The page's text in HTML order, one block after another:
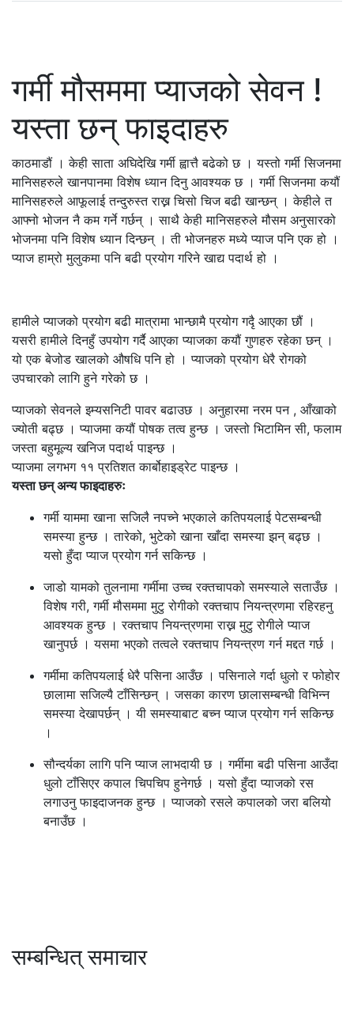
गर्मी मौसममा प्याजको सेवन !
यस्ता छन् फाइदाहरु
काठमाडौं । केही साता अघिदेखि गर्मी ह्वात्तै बढेको छ । यस्तो गर्मी सिजनमा
मानिसहरुले खानपानमा विशेष ध्यान दिनु आवश्यक छ । गर्मी सिजनमा कयौं
मानिसहरुले आफूलाई तन्दुरुस्त राख्न चिसो चिज बढी खान्छन् । केहीले त
आफ्नो भोजन नै कम गर्ने गर्छन् । साथै केही मानिसहरुले मौसम अनुसारको
भोजनमा पनि विशेष ध्यान दिन्छन् । ती भोजनहरु मध्ये प्याज पनि एक हो ।
प्याज हाम्रो मुलुकमा पनि बढी प्रयोग गरिने खाद्य पदार्थ हो ।
हामीले प्याजको प्रयोग बढी मात्रामा भान्छामै प्रयोग गदैृ आएका छौं ।
यसरी हामीले दिनहुँ उपयोग गर्दै आएका प्याजका कयौं गुणहरु रहेका छन् ।
यो एक बेजोड खालको औषधि पनि हो । प्याजको प्रयोग धेरै रोगको
उपचारको लागि हुने गरेको छ ।
प्याजको सेवनले इम्यसनिटी पावर बढाउछ । अनुहारमा नरम पन , आँखाको
ज्योती बढ्छ । प्याजमा कयौं पोषक तत्व हुन्छ । जस्तो भिटामिन सी, फलाम
जस्ता बहुमूल्य खनिज पदार्थ पाइन्छ ।
प्याजमा लगभग ११ प्रतिशत कार्बोहाइड्रेट पाइन्छ ।
यस्ता छन् अन्य फाइदाहरुः
गर्मी याममा खाना सजिलै नपच्ने भएकाले कतिपयलाई पेटसम्बन्धी
समस्या हुन्छ । तारेको, भुटेको खाना खाँदा समस्या झन् बढ्छ ।
यसो हुँदा प्याज प्रयोग गर्न सकिन्छ ।
जाडो यामको तुलनामा गर्मीमा उच्च रक्तचापको समस्याले सताउँछ ।
विशेष गरी, गर्मी मौसममा मुटु रोगीको रक्तचाप नियन्त्रणमा रहिरहनु
आवश्यक हुन्छ । रक्तचाप नियन्त्रणमा राख्न मुटु रोगीले प्याज
खानुपर्छ । यसमा भएको तत्वले रक्तचाप नियन्त्रण गर्न मद्दत गर्छ ।
गर्मीमा कतिपयलाई धेरै पसिना आउँछ । पसिनाले गर्दा धुलो र फोहोर
छालामा सजिल्यै टाँसिन्छन् । जसका कारण छालासम्बन्धी विभिन्न
समस्या देखापर्छन् । यी समस्याबाट बच्न प्याज प्रयोग गर्न सकिन्छ
।
सौन्दर्यका लागि पनि प्याज लाभदायी छ । गर्मीमा बढी पसिना आउँदा
धुलो टाँसिएर कपाल चिपचिप हुनेगर्छ । यसो हुँदा प्याजको रस
लगाउनु फाइदाजनक हुन्छ । प्याजको रसले कपालको जरा बलियो
बनाउँछ ।
सम्बन्धित् समाचार